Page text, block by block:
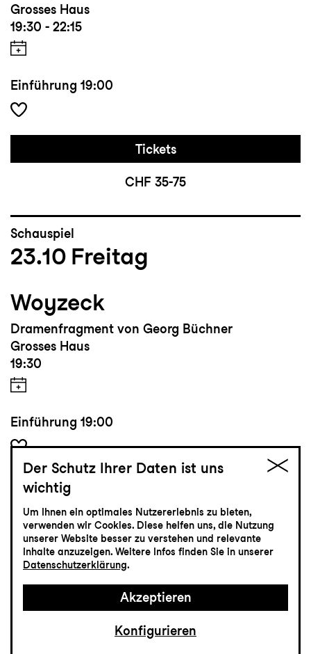
Grosses Haus
19:30 - 22:15
Einführung 19:00
Tickets
CHF 35-75
Schauspiel
23.10 Freitag
Woyzeck
Dramenfragment von Georg Büchner
Grosses Haus
19:30
Einführung 19:00
CHF 35-75
Konzert
23.10Freitag
Der Schutz Ihrer Daten ist uns
wichtig
Um Ihnen ein optimales Nutzererlebnis zu bieten,
verwenden wir Cookies. Diese helfen uns, die Nutzung
unserer Website besser zu verstehen und relevante
Inhalte anzuzeigen. Weitere Infos finden Sie in unserer
Datenschutzerklärung.
Akzeptieren
Konfigurieren